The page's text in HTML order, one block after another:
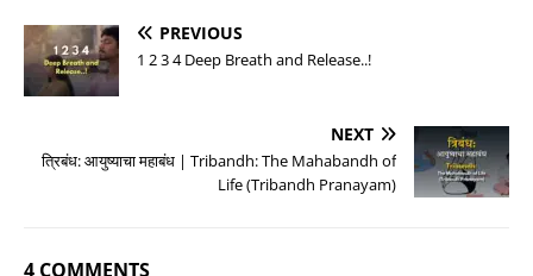
PREVIOUS
1 2 3 4 Deep Breath and Release..!
NEXT
त्रिबंध: आयुष्याचा महाबंध | Tribandh: The Mahabandh of
Life (Tribandh Pranayam)
4 COMMENTS